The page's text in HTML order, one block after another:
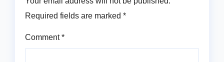
Required fields are marked *
Comment*